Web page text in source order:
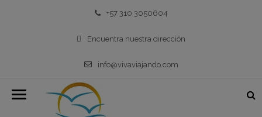
+57 310 3050604
Encuentra nuestra dirección
info@vivaviajando.com